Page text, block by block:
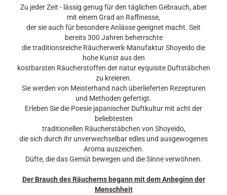
Zu jeder Zeit - lässig genug für den täglichen Gebrauch, aber
mit einem Grad an Raffinesse,
der sie auch für besondere Anlässe geeignet macht. Seit
bereits 300 Jahren beherrschte
die traditionsreiche Räucherwerk-Manufaktur Shoyeido die
hohe Kunst aus den
kostbarsten Räucherstoffen der natur eyquisite Duftstäbchen
zu kreieren.
Sie werden von Meisterhand nach überlieferten Rezepturen
und Methoden gefertigt.
Erleben Sie die Poesie japanischer Duftkultur mit acht der
beliebtesten
traditionellen Räucherstäbchen von Shoyeido,
die sich durch ihr unverwechselbar edles und ausgewogenes
Aroma auszeichen.
Düfte, die das Gemüt bewegen und die Sinne verwöhnen.
Der Brauch des Räucherns begann mit dem Anbeginn der
Menschheit